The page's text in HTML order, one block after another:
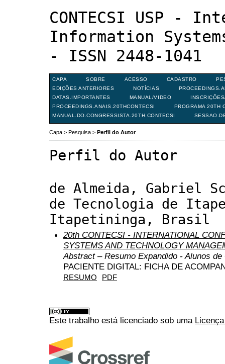
CONTECSI USP -
Information
- ISSN 2448-1041
CAPA SOBRE ACESSO CADASTRO
EDIÇÕES ANTERIORES
NOTÍCIAS
DATAS.IMPORTANTES
MANUAL/VIDEO
PROCEEDINGS.ANAIS.20THCONTECSI
PROGRAMA 20TH
MANUAL.DO.CONGRESSISTA.20TH.CONTECSI
Capa > Pesquisa > Perfil do Autor
Perfil do Autor
de Almeida, Gabriel
de Tecnologia de
Itapetininga, Brasil
20th CONTECSI - INTERNATIONAL
SYSTEMS AND TECHNOLOGY
Abstract – Resumo Expandido - Alunos de
PACIENTE DIGITAL: FICHA DE
RESUMO PDF
Este trabalho está licenciado sob uma